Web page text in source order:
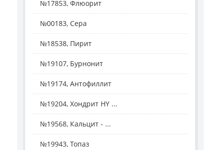
№17853, Флюорит
№00183, Сера
№18538, Пирит
№19107, Бурнонит
№19174, Антофиллит
№19204, Хондрит HY ...
№19568, Кальцит - ...
№19943, Топаз